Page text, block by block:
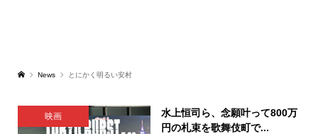
News とにかく明るい安村
映画
水上恒司ら、念願叶って800万
円の札束を歌舞伎町で...